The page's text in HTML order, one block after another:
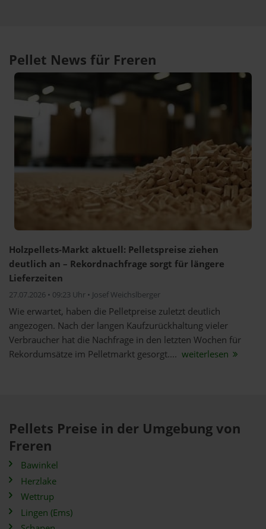
Pellet News für Freren
Holzpellets-Markt aktuell: Pelletspreise ziehen
deutlich an – Rekordnachfrage sorgt für längere
Lieferzeiten
27.07.2026 • 09:23 Uhr • Josef Weichslberger
Wie erwartet, haben die Pelletpreise zuletzt deutlich
angezogen. Nach der langen Kaufzurückhaltung vieler
Verbraucher hat die Nachfrage in den letzten Wochen für
Rekordumsätze im Pelletmarkt gesorgt.... weiterlesen
Pellets Preise in der Umgebung von
Freren
Bawinkel
Herzlake
Wettrup
Lingen (Ems)